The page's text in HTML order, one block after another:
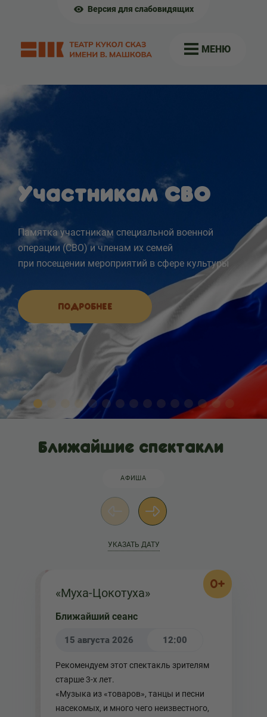
Версия для слабовидящих
МЕНЮ
Участникам СВО
Памятка участникам специальной военной
операции (СВО) и членам их семей
при посещении мероприятий в сфере культуры
ПОДРОБНЕЕ
Ближайшие спектакли
АФИША
УКАЗАТЬ ДАТУ
0+
«Муха-Цокотуха»
Ближайший сеанс
15 августа 2026 12:00
Рекомендуем этот спектакль зрителям
старше 3-х лет.
«Музыка из «товаров», танцы и песни
насекомых, и много чего неизвестного,